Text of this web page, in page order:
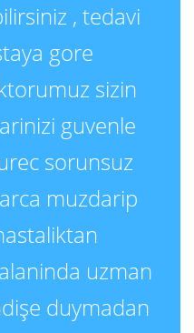
, tedavi
gore
sizin
guvenle
sorunsuz
muzdarip
uzman
duymadan